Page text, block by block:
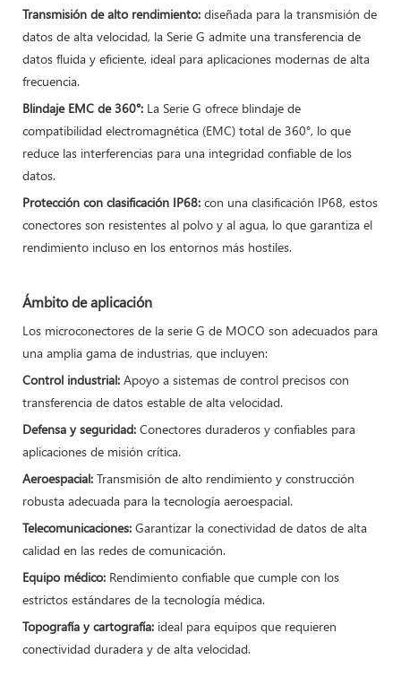
Transmisión de alto rendimiento: diseñada para la transmisión de
datos de alta velocidad, la Serie G admite una transferencia de
datos fluida y eficiente, ideal para aplicaciones modernas de alta
frecuencia.
Blindaje EMC de 360°: La Serie G ofrece blindaje de
compatibilidad electromagnética (EMC) total de 360°, lo que
reduce las interferencias para una integridad confiable de los
datos.
Protección con clasificación IP68: con una clasificación IP68, estos
conectores son resistentes al polvo y al agua, lo que garantiza el
rendimiento incluso en los entornos más hostiles.
Ámbito de aplicación
Los microconectores de la serie G de MOCO son adecuados para
una amplia gama de industrias, que incluyen:
Control industrial: Apoyo a sistemas de control precisos con
transferencia de datos estable de alta velocidad.
Defensa y seguridad: Conectores duraderos y confiables para
aplicaciones de misión crítica.
Aeroespacial: Transmisión de alto rendimiento y construcción
robusta adecuada para la tecnología aeroespacial.
Telecomunicaciones: Garantizar la conectividad de datos de alta
calidad en las redes de comunicación.
Equipo médico: Rendimiento confiable que cumple con los
estrictos estándares de la tecnología médica.
Topografía y cartografía: ideal para equipos que requieren
conectividad duradera y de alta velocidad.